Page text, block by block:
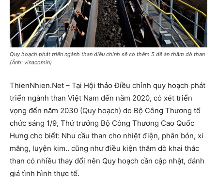
Quy hoạch phát triển ngành than điều chỉnh sẽ có thêm 5 đề án thăm dò than
(Ảnh: vinacomin)
ThienNhien.Net – Tại Hội thảo Điều chỉnh quy hoạch phát
triển ngành than Việt Nam đến năm 2020, có xét triển
vọng đến năm 2030 (Quy hoạch) do Bộ Công Thương tổ
chức sáng 1/9, Thứ trưởng Bộ Công Thương Cao Quốc
Hưng cho biết: Nhu cầu than cho nhiệt điện, phân bón, xi
măng, luyện kim.. cũng như điều kiện thăm dò khai thác
than có nhiều thay đổi nên Quy hoạch cần cập nhật, đánh
giá tình hình thực tế.